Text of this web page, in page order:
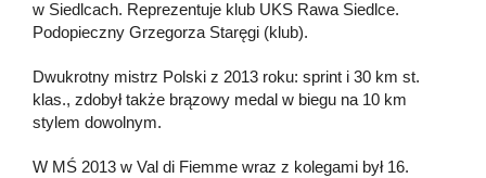
w Siedlcach. Reprezentuje klub UKS Rawa Siedlce.
Podopieczny Grzegorza Staręgi (klub).
Dwukrotny mistrz Polski z 2013 roku: sprint i 30 km st.
klas., zdobył także brązowy medal w biegu na 10 km
stylem dowolnym.
W MŚ 2013 w Val di Fiemme wraz z kolegami był 16.